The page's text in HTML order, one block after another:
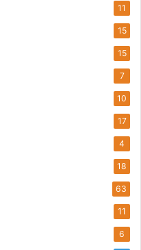
11
15
15
7
10
17
4
18
63
11
6